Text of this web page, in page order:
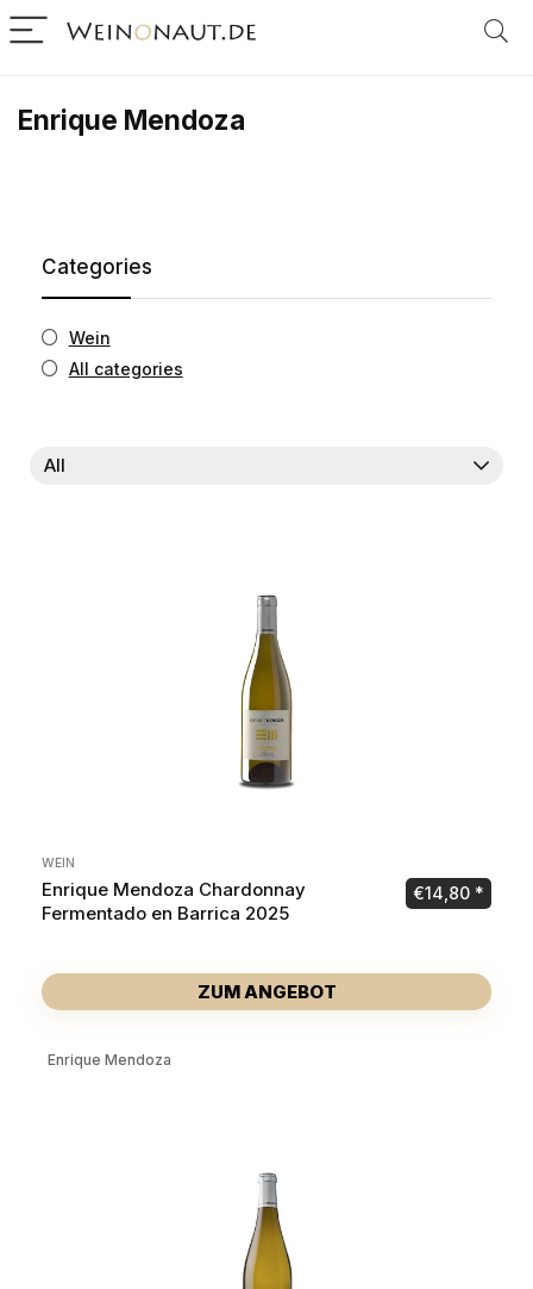
Enrique Mendoza
Categories
Wein
All categories
All
WEIN
Enrique Mendoza Chardonnay
Fermentado en Barrica 2025
€14,80
ZUM ANGEBOT
Enrique Mendoza